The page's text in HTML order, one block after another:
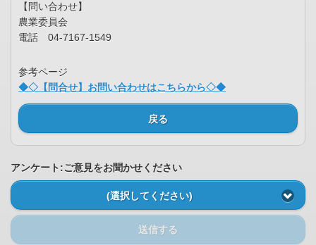
【問い合わせ】
農業委員会
電話 04-7167-1549
参考ページ
◆◇【問合せ】お問い合わせはこちらから◇◆
戻る
アンケート:ご意見をお聞かせください
(選択してください)
送信する